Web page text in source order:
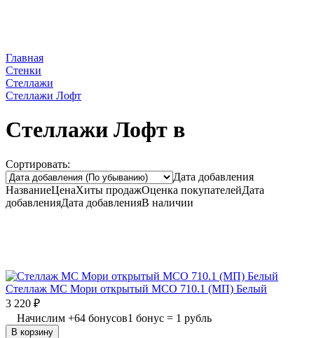
Главная
Стенки
Стеллажи
Стеллажи Лофт
Стеллажи Лофт в
Сортировать:
Дата добавления
НазваниеЦенаХиты продажОценка покупателейДата
добавленияДата добавленияВ наличии
Стеллаж МС Мори открытый МСО 710.1 (МП) Белый
3 220 ₽
Начислим +64 бонусов1 бонус = 1 рубль
В корзину